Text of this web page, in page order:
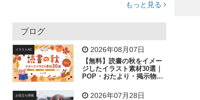
トラック 木
吹き出し
飛行機 グラフ ビル 魚 家族 書類
歩く 工場 会社 太陽 キラキラ
もっと見る
ブログ
イラストAC 2026年08月07日
【無料】読書の秋をイメー
ジしたイラスト素材30選｜
POP・おたより・掲示物に
お役立ち情報 2026年07月28日